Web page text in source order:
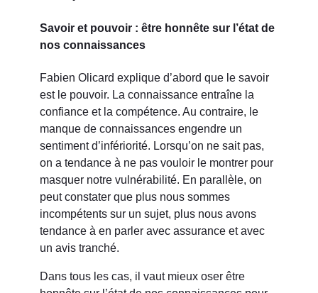
Savoir et pouvoir : être honnête sur l’état de
nos connaissances
Fabien Olicard explique d’abord que le savoir
est le pouvoir. La connaissance entraîne la
confiance et la compétence. Au contraire, le
manque de connaissances engendre un
sentiment d’infériorité. Lorsqu’on ne sait pas,
on a tendance à ne pas vouloir le montrer pour
masquer notre vulnérabilité. En parallèle, on
peut constater que plus nous sommes
incompétents sur un sujet, plus nous avons
tendance à en parler avec assurance et avec
un avis tranché.
Dans tous les cas, il vaut mieux oser être